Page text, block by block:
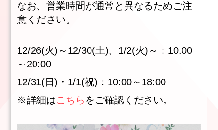
なお、営業時間が通常と異なるためご注
意ください。
12/26(火)～12/30(土)、1/2(火)～：10:00
～20:00
12/31(日)・1/1(祝)：10:00～18:00
※詳細はこちら をご確認ください。